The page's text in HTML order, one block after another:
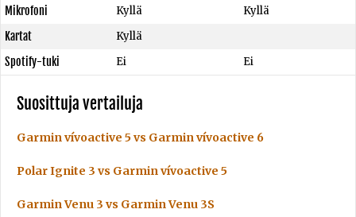
Mikrofoni
Kyllä
Kyllä
Kartat
Kyllä
Spotify-tuki
Ei Ei
Suosittuja vertailuja
Garmin vívoactive 5 vs Garmin vívoactive 6
Polar Ignite 3 vs Garmin vívoactive 5
Garmin Venu 3 vs Garmin Venu 3S